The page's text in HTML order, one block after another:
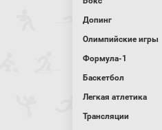
Допинг
Олимпийские игры
Формула-1
Баскетбол
Легкая атлетика
Трансляции